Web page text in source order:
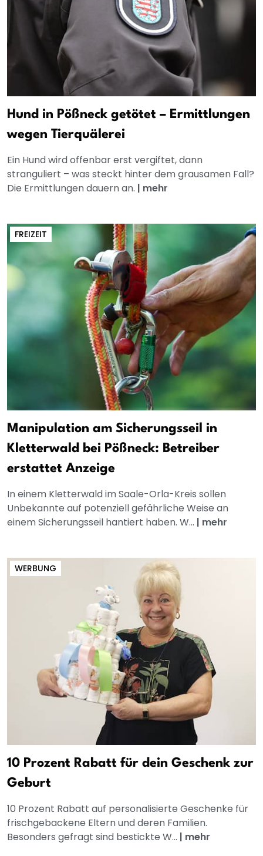
Hund in Pößneck getötet – Ermittlungen
wegen Tierquälerei
Ein Hund wird offenbar erst vergiftet, dann
stranguliert – was steckt hinter dem grausamen Fall?
Die Ermittlungen dauern an. | mehr
FREIZEIT
Manipulation am Sicherungsseil in
Kletterwald bei Pößneck: Betreiber
erstattet Anzeige
In einem Kletterwald im Saale-Orla-Kreis sollen
Unbekannte auf potenziell gefährliche Weise an
einem Sicherungsseil hantiert haben. W... | mehr
WERBUNG
10 Prozent Rabatt für dein Geschenk zur
Geburt
10 Prozent Rabatt auf personalisierte Geschenke für
frischgebackene Eltern und deren Familien.
Besonders gefragt sind bestickte W... | mehr